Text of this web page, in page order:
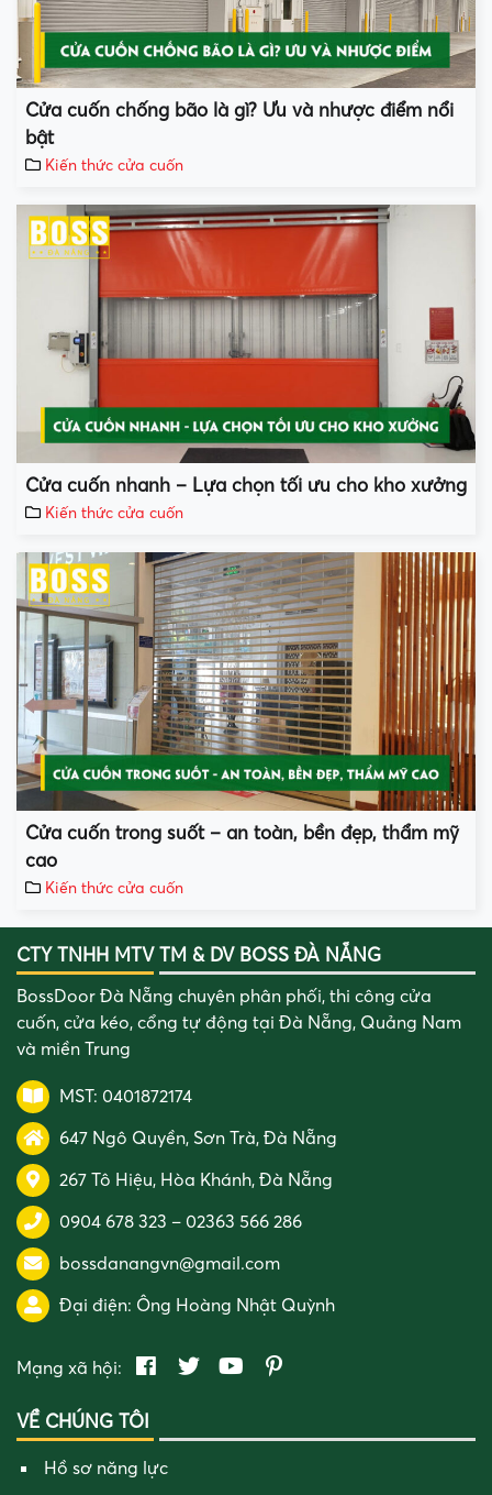
Cửa cuốn chống bão là gì? Ưu và nhược điểm nổi
bật
Kiến thức cửa cuốn
Cửa cuốn nhanh – Lựa chọn tối ưu cho kho xưởng
Kiến thức cửa cuốn
Cửa cuốn trong suốt – an toàn, bền đẹp, thẩm mỹ
cao
Kiến thức cửa cuốn
CTY TNHH MTV TM & DV BOSS ĐÀ NẴNG
BossDoor Đà Nẵng chuyên phân phối, thi công cửa
cuốn, cửa kéo, cổng tự động tại Đà Nẵng, Quảng Nam
và miền Trung
MST: 0401872174
647 Ngô Quyền, Sơn Trà, Đà Nẵng
267 Tô Hiệu, Hòa Khánh, Đà Nẵng
0904 678 323 – 02363 566 286
bossdanangvn@gmail.com
Đại điện: Ông Hoàng Nhật Quỳnh
Mạng xã hội:
VỀ CHÚNG TÔI
Hồ sơ năng lực